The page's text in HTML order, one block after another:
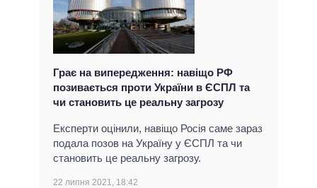
Грає на випередження: навіщо РФ
позивається проти України в ЄСПЛ та
чи становить це реальну загрозу
Експерти оцінили, навіщо Росія саме зараз
подала позов на Україну у ЄСПЛ та чи
становить це реальну загрозу.
22 липня 2021, 18:42